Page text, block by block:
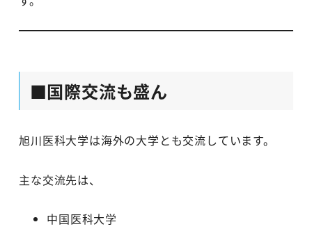
■国際交流も盛ん
旭川医科大学は海外の大学とも交流しています。
主な交流先は、
中国医科大学